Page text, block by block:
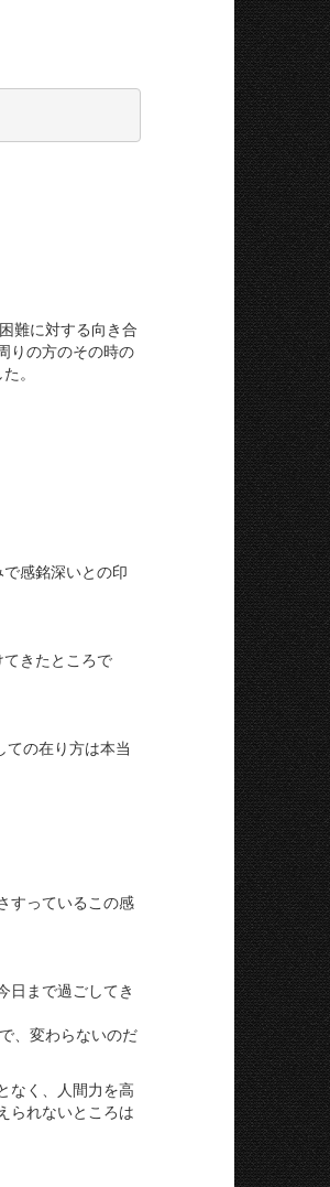
難に対する向き合
りの方のその時の
。
感銘深いとの印
きたところで
の在り方は本当
すっているこの感
日まで過ごしてき
、変わらないのだ
なく、人間力を高
られないところは